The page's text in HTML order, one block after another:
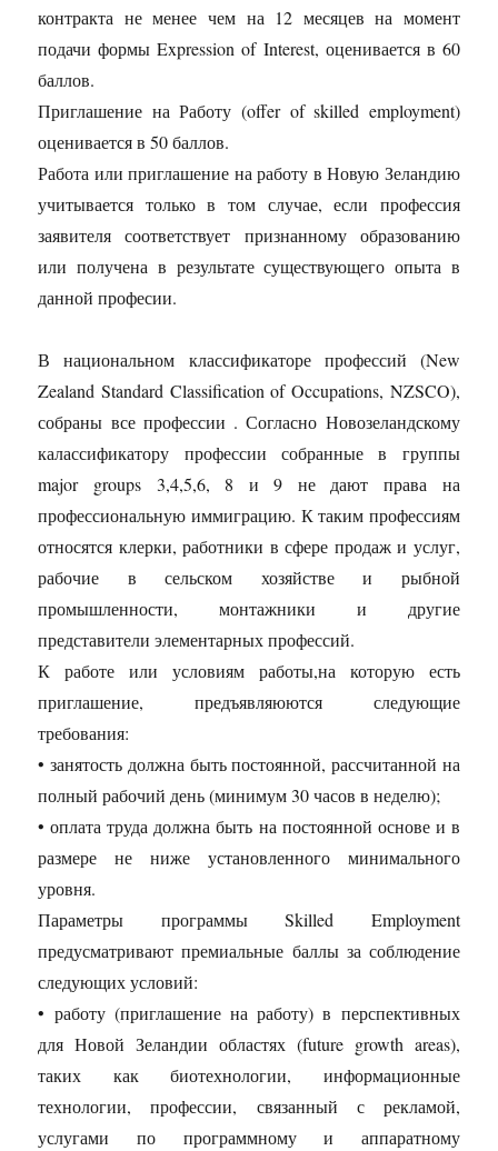
контракта не менее чем на 12 месяцев на момент
подачи формы Expression of Interest, оценивается в 60
баллов.
Приглашение на Работу (offer of skilled employment)
оценивается в 50 баллов.
Работа или приглашение на работу в Новую Зеландию
учитывается только в том случае, если профессия
заявителя соответствует признанному образованию
или получена в результате существующего опыта в
данной професии.
В национальном классификаторе профессий (New
Zealand Standard Classification of Occupations, NZSCO),
собраны все профессии . Согласно Новозеландскому
калассификатору профессии собранные в группы
major groups 3,4,5,6, 8 и 9 не дают права на
профессиональную иммиграцию. К таким профессиям
относятся клерки, работники в сфере продаж и услуг,
рабочие в сельском хозяйстве и рыбной
промышленности, монтажники и другие
представители элементарных профессий.
К работе или условиям работы,на которую есть
приглашение, предъявляюются следующие
требования:
• занятость должна быть постоянной, рассчитанной на
полный рабочий день (минимум 30 часов в неделю);
• оплата труда должна быть на постоянной основе и в
размере не ниже установленного минимального
уровня.
Параметры программы Skilled Employment
предусматривают премиальные баллы за соблюдение
следующих условий:
• работу (приглашение на работу) в перспективных
для Новой Зеландии областях (future growth areas),
таких как биотехнологии, информационные
технологии, профессии, связанный с рекламой,
услугами по программному и аппаратному